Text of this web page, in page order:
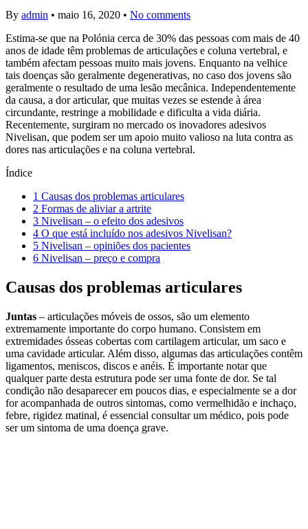
By admin • maio 16, 2020 • No comments
Estima-se que na Polónia cerca de 30% das pessoas com mais de 40
anos de idade têm problemas de articulações e coluna vertebral, e
também afectam pessoas muito mais jovens. Enquanto na velhice
tais doenças são geralmente degenerativas, no caso dos jovens são
geralmente o resultado de uma lesão mecânica. Independentemente
da causa, a dor articular, que muitas vezes se estende à área
circundante, restringe a mobilidade e dificulta a vida diária.
Recentemente, surgiram no mercado os inovadores adesivos
Nivelisan, que podem ser um apoio muito valioso na luta contra as
dores nas articulações e na coluna vertebral.
Índice
1 Causas dos problemas articulares
2 Formas de aliviar a artrite
3 Nivelisan – o efeito dos adesivos
4 O que está incluído nos adesivos Nivelisan?
5 Nivelisan – opiniões dos pacientes
6 Nivelisan – preço e compra
Causas dos problemas articulares
Juntas – articulações móveis de ossos, são um elemento
extremamente importante do corpo humano. Consistem em
extremidades ósseas cobertas com cartilagem articular, um saco e
uma cavidade articular. Além disso, algumas das articulações contêm
ligamentos, meniscos, discos e anéis. É importante notar que
qualquer parte desta estrutura pode ser uma fonte de dor. Se tal
condição não desaparecer em poucos dias, e especialmente se a dor
for acompanhada de outros sintomas, como vermelhidão e inchaço,
febre, rigidez matinal, é essencial consultar um médico, pois pode
ser um sintoma de uma doença grave.